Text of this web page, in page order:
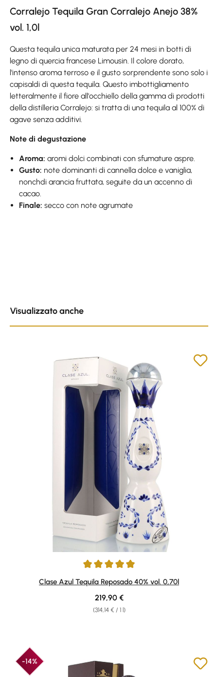
Corralejo Tequila Gran Corralejo Anejo 38%
vol. 1,0l
Questa tequila unica maturata per 24 mesi in botti di
legno di quercia francese Limousin. Il colore dorato,
l'intenso aroma terroso e il gusto sorprendente sono solo i
capisaldi di questa tequila. Questo imbottigliamento
letteralmente il fiore all'occhiello della gamma di prodotti
della distilleria Corralejo: si tratta di una tequila al 100% di
agave senza additivi.
Note di degustazione
Aroma: aromi dolci combinati con sfumature aspre.
Gusto: note dominanti di cannella dolce e vaniglia,
nonchdi arancia fruttata, seguite da un accenno di
cacao.
Finale: secco con note agrumate
Visualizzato anche
Average rating of 5 out of 5 stars
Clase Azul Tequila Reposado 40% vol. 0,70l
(314,14 € / 1 l)
Regular price:
219,90 €
-14%